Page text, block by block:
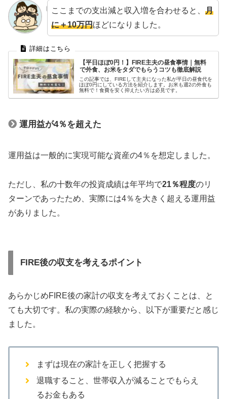
ここまでの支出減と収入増を合わせると、 月
に＋10万円ほどになりました。
【平日ほぼ0円！】FIRE主夫の昼食事情｜無料
で外食、お米をタダでもらうコツも徹底解説
この記事では、FIREして主夫になった私が平日の昼食代を
ほぼ0円にしている方法を紹介します。お米も週2の外食も
無料で！食費を安く抑えたい方は必見です。
運用益が4％を超えた
運用益は一般的に実現可能な資産の4％を想定しました。
ただし、私の十数年の投資成績は年平均で21％程度のリ
ターンであったため、実際には4％を大きく超える運用益
がありました。
FIRE後の収支を考えるポイント
あらかじめFIRE後の家計の収支を考えておくことは、と
ても大切です。私の実際の経験から、以下が重要だと感じ
ました。
まずは現在の家計を正しく把握する
退職すること、世帯収入が減ることでもらえ
るお金もある